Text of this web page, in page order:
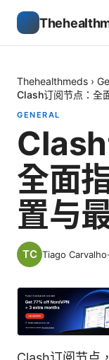
Thehealthmeds ›
Clash订阅节点：全
GENERAL
Clash
全面
置与
Tiago Carvalho·